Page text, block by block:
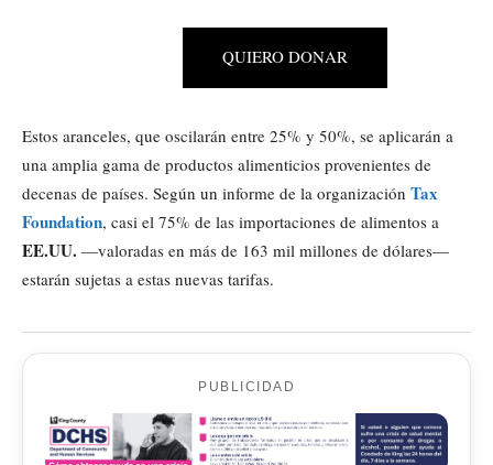
QUIERO DONAR
Estos aranceles, que oscilarán entre 25% y 50%, se aplicarán a
una amplia gama de productos alimenticios provenientes de
decenas de países. Según un informe de la organización Tax
Foundation, casi el 75% de las importaciones de alimentos a
EE.UU. —valoradas en más de 163 mil millones de dólares—
estarán sujetas a estas nuevas tarifas.
PUBLICIDAD